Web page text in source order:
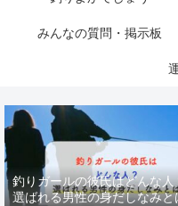
みんなの質問・掲示板
釣りガールの彼氏はどんな人
選ばれる男性の身だしなみと